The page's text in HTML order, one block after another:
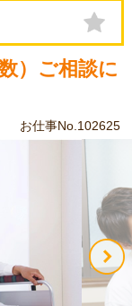
）ご相談に
お仕事No.102625